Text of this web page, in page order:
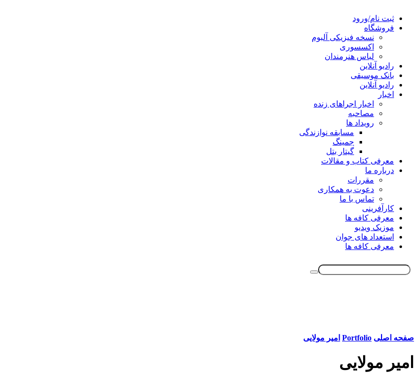
ثبت نام/ورود
فروشگاه
نسخه فیزیکی آلبوم
اکسسوری
لباس هنرمندان
رادیو آنلاین
بانک موسیقی
رادیو آنلاین
اخبار
اخبار اجراهای زنده
مصاحبه
رویداد ها
مسابقه نوازندگی
جمینگ
گیتار بتل
معرفی کتاب و مقالات
درباره ما
مقررات
دعوت به همکاری
تماس با ما
کارآفرینی
معرفی کافه ها
موزیک ویدیو
استعداد های جوان
معرفی کافه ها
صفحه اصلی Portfolio امیر مولایی
امیر مولایی